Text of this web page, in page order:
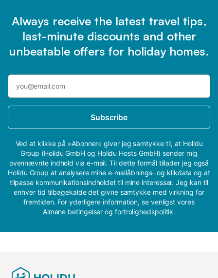
Always receive the latest travel tips,
last-minute discounts and other
unbeatable offers for holiday homes.
Subscribe
Ved at klikke på »Abonner« giver jeg samtykke til, at Holidu
Group (Holidu GmbH og Holidu Hosts GmbH) sender mig
ovennævnte indhold via e-mail. Til dette formål tillader jeg også
Holidu Group at analysere mine e-mailåbnings- og klikdata og at
tilpasse kommunikationsindholdet til mine interesser. Jeg kan til
enhver tid tilbagekalde det givne samtykke med virkning for
fremtiden. For yderligere information, se venligst vores
Almene betingelser og fortrolighedspolitik.